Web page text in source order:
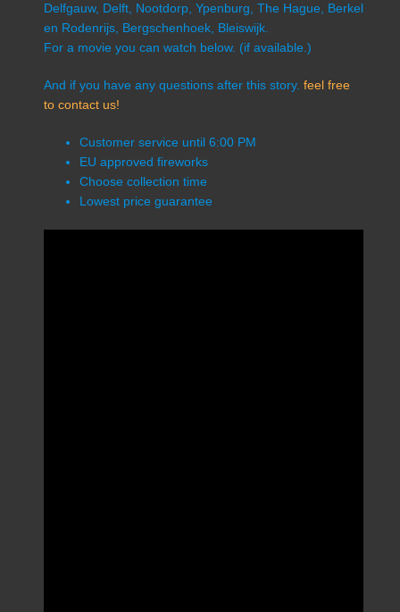
Delfgauw, Delft, Nootdorp, Ypenburg, The Hague, Berkel
en Rodenrijs, Bergschenhoek, Bleiswijk.
For a movie you can watch below. (if available.)
And if you have any questions after this story. feel free
to contact us!
Customer service until 6:00 PM
EU approved fireworks
Choose collection time
Lowest price guarantee